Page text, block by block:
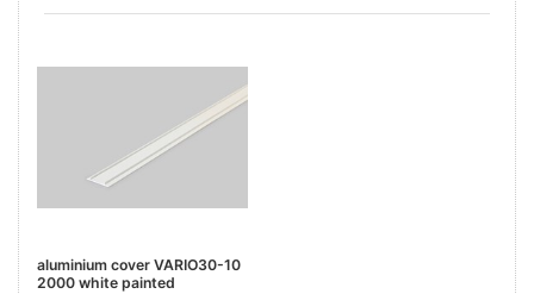
aluminium cover VARIO30-10
2000 white painted